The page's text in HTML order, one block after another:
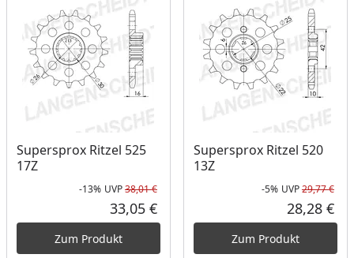
Supersprox Ritzel 525
17Z
Rabatt in Prozent
-13%
Ursprünglicher Preis
UVP38,01 €
Aktueller Preis
33,05 €
Zum Produkt
Supersprox Ritzel 520
13Z
-5% UVP29,77 €
28,28 €
Zum Produkt